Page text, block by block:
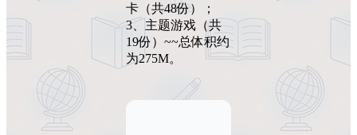
卡（共48份）；
3、主题游戏（共
19份）~~总体积约
为275M。